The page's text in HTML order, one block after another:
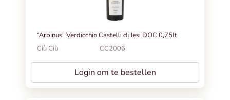
“Arbinus” Verdicchio Castelli di Jesi DOC 0,75lt
Ciù Ciù
CC2006
Login om te bestellen